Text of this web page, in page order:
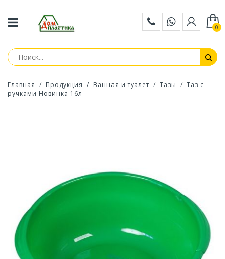
0
Главная / Продукция / Ванная и туалет / Тазы / Таз с
ручками Новинка 16л